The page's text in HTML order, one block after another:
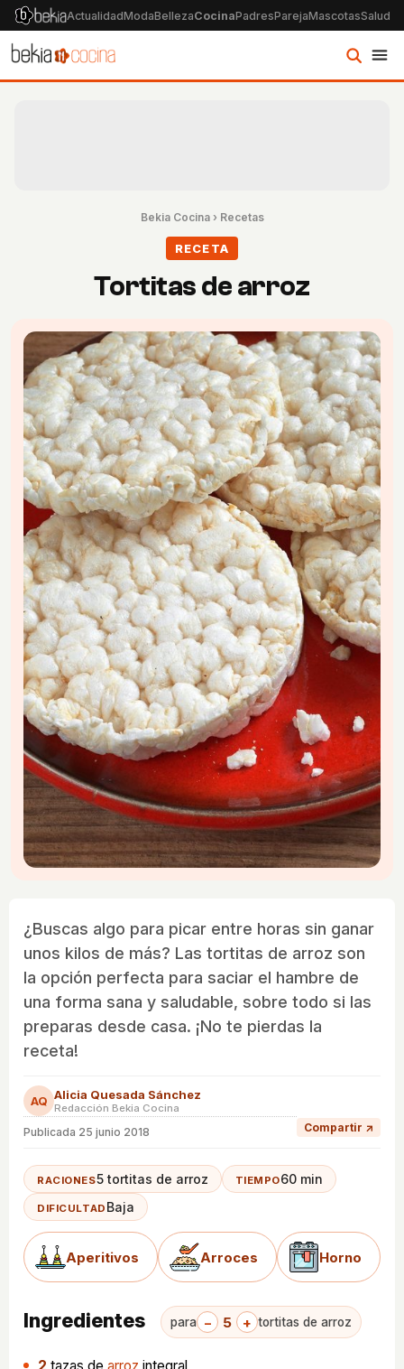
ActualidadModaBellezaCocinaPadresParejaMascotasSalud
Bekia Cocina› Recetas
RECETA
Tortitas de arroz
¿Buscas algo para picar entre horas sin ganar
unos kilos de más? Las tortitas de arroz son
la opción perfecta para saciar el hambre de
una forma sana y saludable, sobre todo si las
preparas desde casa. ¡No te pierdas la
receta!
AQ Alicia Quesada Sánchez
Redacción Bekia Cocina
Publicada 25 junio 2018 Compartir ↗
RACIONES5 tortitas de arroz TIEMPO60 min
DIFICULTAD Baja
Aperitivos Arroces Horno
Ingredientes para − 5 + tortitas de arroz